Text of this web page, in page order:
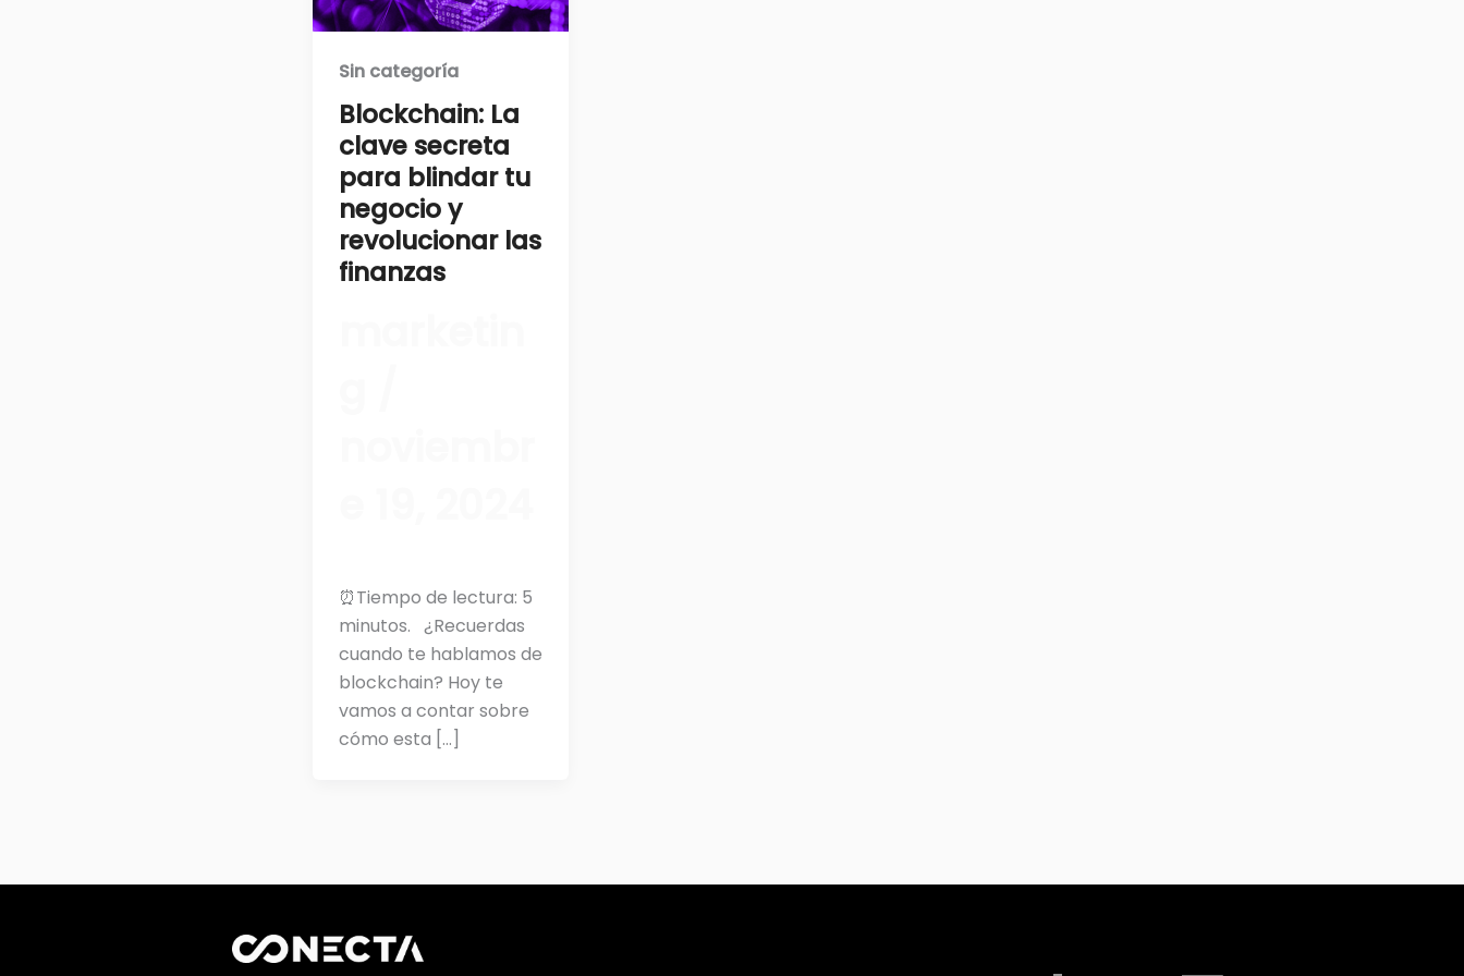
Sin categoría
Blockchain: La
clave secreta
para blindar tu
negocio y
revolucionar las
finanzas
⏰Tiempo de lectura: 5
minutos. ¿Recuerdas
cuando te hablamos de
blockchain? Hoy te
vamos a contar sobre
cómo esta […]